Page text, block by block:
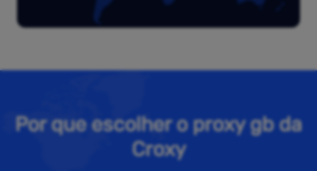
Por que escolher o proxy gb da
Croxy